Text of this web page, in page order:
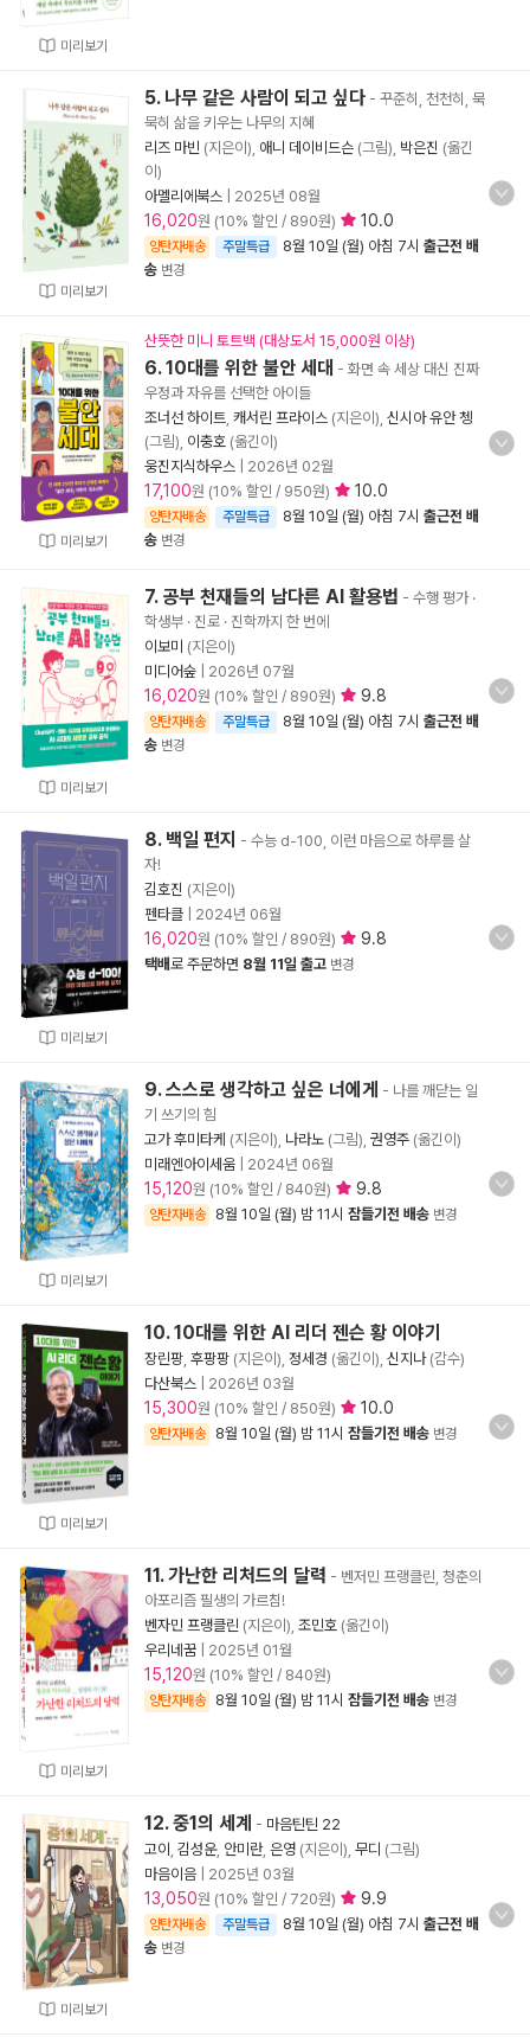
미리보기
미리보기
5. 나무 같은 사람이 되고 싶다 - 꾸준히, 천천히, 묵
묵히 삶을 키우는 나무의 지혜
리즈 마빈 (지은이), 애니 데이비드슨 (그림), 박은진 (옮긴
이)
아멜리에북스
2025년 08월
16,020원 (10% 할인 / 890원) 10.0
양탄자배송 주말특급 8월 10일 (월) 아침 7시 출근전 배
송 변경
미리보기
산뜻한 미니 토트백 (대상도서 15,000원 이상)
6. 10대를 위한 불안 세대 - 화면 속 세상 대신 진짜
우정과 자유를 선택한 아이들
조너선 하이트 캐서린 프라이스 (지은이), 신시아 유안 쳉
(그림), 이충호 (옮긴이)
웅진지식하우스
2026년 02월
17,100원 (10% 할인 / 950원) 10.0
양탄자배송 주말특급 8월 10일 (월) 아침 7시 출근전 배
송 변경
미리보기
7. 공부 천재들의 남다른 AI 활용법 - 수행 평가 ·
학생부 · 진로 · 진학까지 한 번에
이보미 (지은이)
미디어숲
2026년 07월
16,020원 (10% 할인 / 890원) 9.8
양탄자배송 주말특급 8월 10일 (월) 아침 7시 출근전 배
송 변경
미리보기
8. 백일 편지 - 수능 d-100, 이런 마음으로 하루를 살
자!
김호진 (지은이)
펜타클
2024년 06월
16,020원 (10% 할인 / 890원) 9.8
택배로 주문하면 8월 11일 출고 변경
미리보기
9. 스스로 생각하고 싶은 너에게 - 나를 깨닫는 일
기 쓰기의 힘
고가 후미타케 (지은이), 나라노 (그림), 권영주 (옮긴이)
미래엔아이세움
2024년 06월
15,120원 (10% 할인 / 840원) 9.8
양탄자배송 8월 10일 (월) 밤 11시 잠들기전 배송 변경
미리보기
10. 10대를 위한 AI 리더 젠슨 황 이야기
장린팡 후팡팡 (지은이), 정세경 (옮긴이), 신지나(감수)
다산북스
2026년 03월
15,300원 (10% 할인 / 850원) 10.0
양탄자배송 8월 10일 (월) 밤 11시 잠들기전 배송 변경
미리보기
11. 가난한 리처드의 달력 - 벤저민 프랭클린, 청춘의
아포리즘 필생의 가르침!
벤자민 프랭클린 (지은이), 조민호 (옮긴이)
우리네꿈
2025년 01월
15,120원 (10% 할인 / 840원)
양탄자배송 8월 10일 (월) 밤 11시 잠들기전 배송 변경
미리보기
12. 중1의 세계 - 마음틴틴 22
고이
김성운, 안미란, 은영 (지은이), 무디 (그림)
마음이음
2025년 03월
13,050원 (10% 할인 / 720원) 9.9
양탄자배송 주말특급 8월 10일 (월) 아침 7시 출근전 배
송 변경